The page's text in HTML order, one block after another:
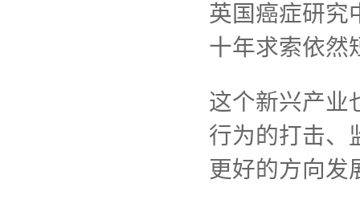
英国癌症研究
十年求索依然
这个新兴产业
行为的打击、
更好的方向发